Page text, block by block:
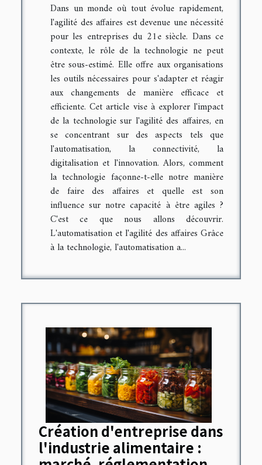
Dans un monde où tout évolue rapidement,
l'agilité des affaires est devenue une nécessité
pour les entreprises du 21e siècle. Dans ce
contexte, le rôle de la technologie ne peut
être sous-estimé. Elle offre aux organisations
les outils nécessaires pour s'adapter et réagir
aux changements de manière efficace et
efficiente. Cet article vise à explorer l'impact
de la technologie sur l'agilité des affaires, en
se concentrant sur des aspects tels que
l'automatisation, la connectivité, la
digitalisation et l'innovation. Alors, comment
la technologie façonne-t-elle notre manière
de faire des affaires et quelle est son
influence sur notre capacité à être agiles ?
C'est ce que nous allons découvrir.
L'automatisation et l'agilité des affaires Grâce
à la technologie, l'automatisation a...
Création d'entreprise dans
l'industrie alimentaire :